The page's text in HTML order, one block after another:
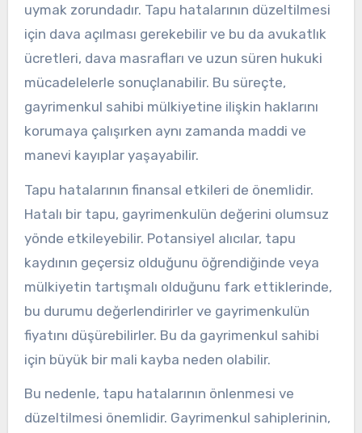
uymak zorundadır. Tapu hatalarının düzeltilmesi
için dava açılması gerekebilir ve bu da avukatlık
ücretleri, dava masrafları ve uzun süren hukuki
mücadelelerle sonuçlanabilir. Bu süreçte,
gayrimenkul sahibi mülkiyetine ilişkin haklarını
korumaya çalışırken aynı zamanda maddi ve
manevi kayıplar yaşayabilir.
Tapu hatalarının finansal etkileri de önemlidir.
Hatalı bir tapu, gayrimenkulün değerini olumsuz
yönde etkileyebilir. Potansiyel alıcılar, tapu
kaydının geçersiz olduğunu öğrendiğinde veya
mülkiyetin tartışmalı olduğunu fark ettiklerinde,
bu durumu değerlendirirler ve gayrimenkulün
fiyatını düşürebilirler. Bu da gayrimenkul sahibi
için büyük bir mali kayba neden olabilir.
Bu nedenle, tapu hatalarının önlenmesi ve
düzeltilmesi önemlidir. Gayrimenkul sahiplerinin,